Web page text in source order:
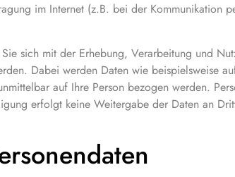
im Internet (z.B. bei der Kommunikation
sich mit der Erhebung, Verarbeitung und
Dabei werden Daten wie beispielsweise
auf Ihre Person bezogen werden.
erfolgt keine Weitergabe der Daten an